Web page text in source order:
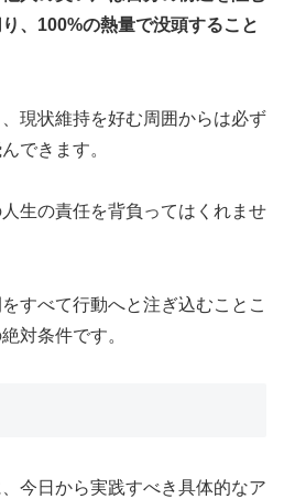
、100%の熱量で没頭すること
現状維持を好む周囲からは必ず
できます。
生の責任を背負ってはくれませ
すべて行動へと注ぎ込むことこ
対条件です。
今日から実践すべき具体的なア